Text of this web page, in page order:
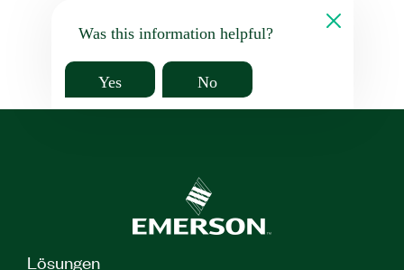
Was this information helpful?
Yes No
Lösungen